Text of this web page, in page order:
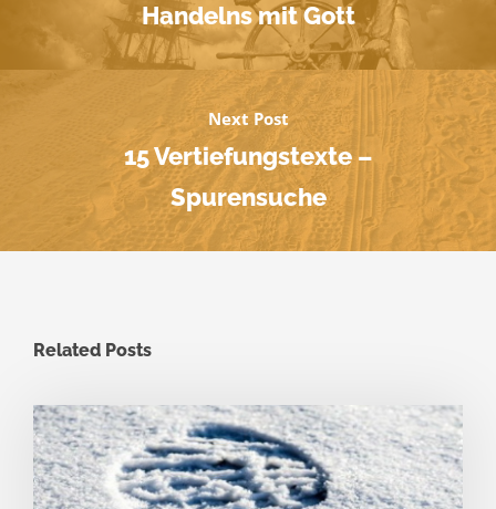
Handelns mit Gott
Next Post
15 Vertiefungstexte –
Spurensuche
Related Posts